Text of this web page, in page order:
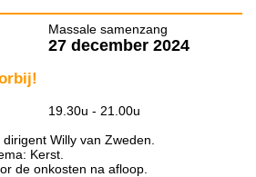
Massale samenzang
27 december 2024
19.30u - 21.00u
Willy van Zweden.
Kerst.
de onkosten na afloop.